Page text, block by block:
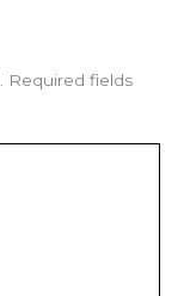
Required fields